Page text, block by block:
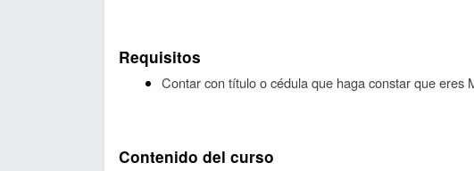
Requisitos
Contar con título o cédula que haga constar que eres
Contenido del curso